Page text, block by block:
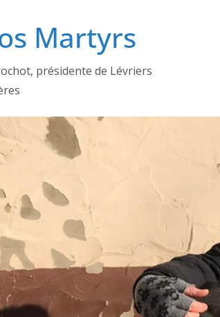
Martyrs
présidente de Lévriers